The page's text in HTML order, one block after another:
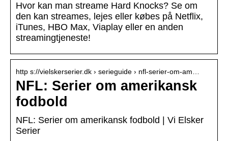
Hvor kan man streame Hard Knocks? Se om
den kan streames, lejes eller købes på Netflix,
iTunes, HBO Max, Viaplay eller en anden
streamingtjeneste!
http s://vielskerserier.dk › serieguide › nfl-serier-om-am…
NFL: Serier om amerikansk
fodbold
NFL: Serier om amerikansk fodbold | Vi Elsker
Serier